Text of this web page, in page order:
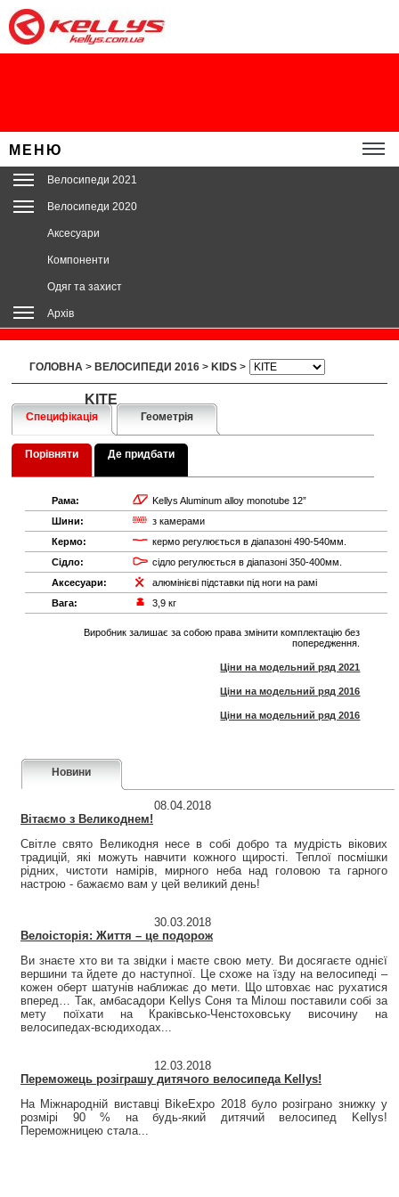
МЕНЮ
Велосипеди 2021
Велосипеди 2020
Аксесуари
Компоненти
Одяг та захист
Архів
ГОЛОВНА > ВЕЛОСИПЕДИ 2016 > KIDS >
KITE
Специфікація Геометрія
Порівняти Де придбати
Рама:
Kellys Aluminum alloy monotube 12”
Шини:
з камерами
Кермо:
кермо регулюється в діапазоні 490-540мм.
Сідло:
сідло регулюється в діапазоні 350-400мм.
Аксесуари:
алюмінієві підставки під ноги на рамі
Вага:
3,9 кг
Виробник залишає за собою права змінити комплектацію без
попередження.
Ціни на модельний ряд 2021
Ціни на модельний ряд 2016
Ціни на модельний ряд 2016
Новини
08.04.2018
Вітаємо з Великоднем!
Світле свято Великодня несе в собі добро та мудрість вікових
традицій, які можуть навчити кожного щирості. Теплої посмішки
рідних, чистоти намірів, мирного неба над головою та гарного
настрою - бажаємо вам у цей великий день!
30.03.2018
Велоісторія: Життя – це подорож
Ви знаєте хто ви та звідки і маєте свою мету. Ви досягаєте однієї
вершини та йдете до наступної. Це схоже на їзду на велосипеді –
кожен оберт шатунів наближає до мети. Що штовхає нас рухатися
вперед… Так, амбасадори Kellys Соня та Мілош поставили собі за
мету поїхати на Краківсько-Ченстоховську височину на
велосипедах-всюдиходах...
12.03.2018
Переможець розіграшу дитячого велосипеда Kellys!
На Міжнародній виставці BikeExpo 2018 було розіграно знижку у
розмірі 90 % на будь-який дитячий велосипед Kellys!
Переможницею стала...